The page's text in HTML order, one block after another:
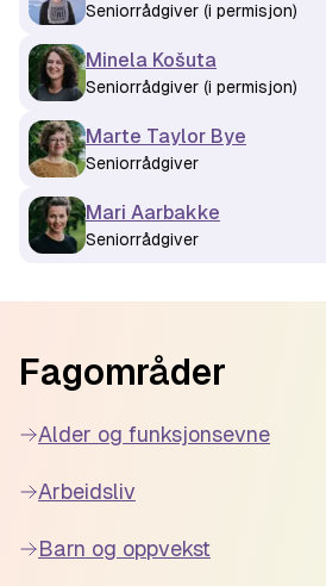
Seniorrådgiver (i permisjon)
Minela Košuta
Seniorrådgiver (i permisjon)
Marte Taylor Bye
Seniorrådgiver
Mari Aarbakke
Seniorrådgiver
Fagområder
Alder og funksjonsevne
Arbeidsliv
Barn og oppvekst